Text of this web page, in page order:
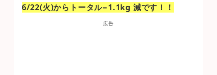
6/22(火)からトータル−1.1kg 減です！！
広告